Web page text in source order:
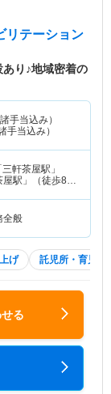
リテーション
り♪地域密着の
手当込み）
手当込み）
軒茶屋駅」
屋駅」（徒歩8
全般
げ 託児所・育児補
る